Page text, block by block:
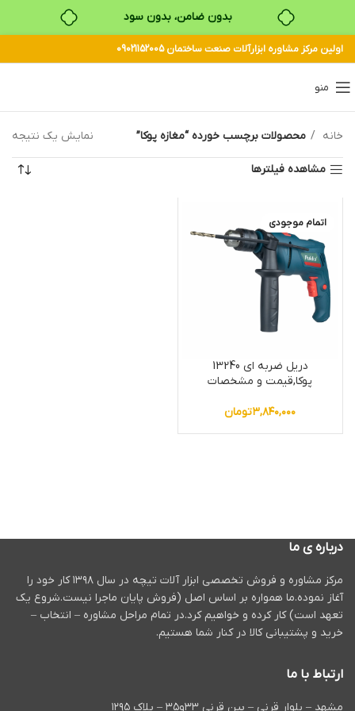
بدون ضامن، بدون سود
خرید قسطی با ترب‌پی
اولین مرکز مشاوره ابزارآلات صنعت ساختمان 09021152005
منو
خانه محصولات برچسب خورده “مغازه پوکا” نمایش یک نتیجه
مشاهده فیلترها
اتمام موجودی
دریل ضربه ای 13240
پوکا,قیمت و مشخصات
۳,۸۴۰,۰۰۰تومان
درباره ی ما
مرکز مشاوره و فروش تخصصی ابزار آلات تیچه در سال ۱۳۹۸ کار خود را
آغاز نموده.ما همواره بر اساس اصل (فروش پایان ماجرا نیست.شروع یک
تعهد است) کار کرده و خواهیم کرد.در تمام مراحل مشاوره – انتخاب –
خرید و پشتیبانی کالا در کنار شما هستیم.
ارتباط با ما
مشهد – بلوار قرنی – بین قرنی ۳۳و۳۵ – پلاک ۱۲۹۵